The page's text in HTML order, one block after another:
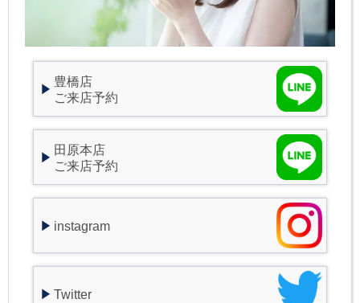
豊橋店
ご来店予約
田原本店
ご来店予約
instagram
Twitter